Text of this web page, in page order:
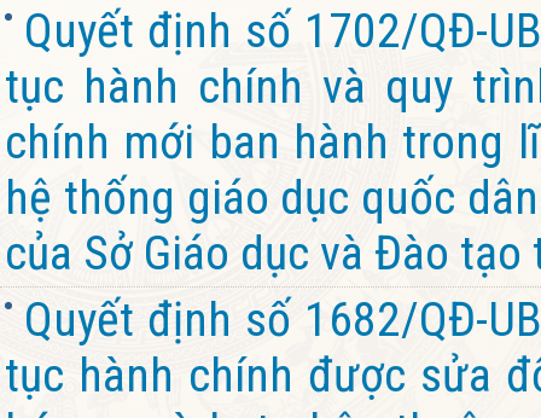
Quyết định số 1702/QĐ-
tục hành chính và quy
chính mới ban hành trong
hệ thống giáo dục quốc
của Sở Giáo dục và Đào
Quyết định số 1682/QĐ-
tục hành chính được sửa